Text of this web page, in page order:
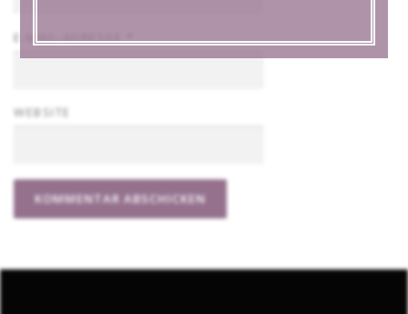
E-MAIL-ADRESSE
WEBSITE